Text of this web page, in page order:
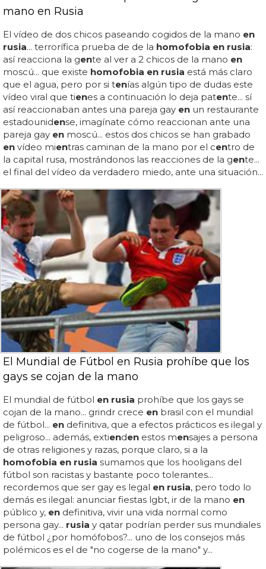
mano en Rusia
El vídeo de dos chicos paseando cogidos de la mano en
rusia... terrorífica prueba de de la homofobia en rusia:
así reacciona la gente al ver a 2 chicos de la mano en
moscú... que existe homofobia en rusia está más claro
que el agua, pero por si tenías algún tipo de dudas este
vídeo viral que tienes a continuación lo deja patente... sí
así reaccionaban antes una pareja gay en un restaurante
estadounidense, imagínate cómo reaccionan ante una
pareja gay en moscú... estos dos chicos se han grabado
en vídeo mientras caminan de la mano por el centro de
la capital rusa, mostrándonos las reacciones de la gente...
el final del vídeo da verdadero miedo, ante una situación...
El Mundial de Fútbol en Rusia prohíbe que los
gays se cojan de la mano
El mundial de fútbol en rusia prohíbe que los gays se
cojan de la mano... grindr crece en brasil con el mundial
de fútbol... en definitiva, que a efectos prácticos es ilegal y
peligroso... además, extienden estos mensajes a persona
de otras religiones y razas, porque claro, si a la
homofobia en rusia sumamos que los hooligans del
fútbol son racistas y bastante poco tolerantes...
recordemos que ser gay es legal en rusia, pero todo lo
demás es ilegal: anunciar fiestas lgbt, ir de la mano en
público y, en definitiva, vivir una vida normal como
persona gay... rusia y qatar podrían perder sus mundiales
de fútbol ¿por homófobos?... uno de los consejos más
polémicos es el de "no cogerse de la mano" y...